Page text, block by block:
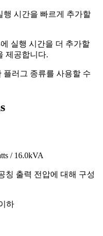
행 시간을 빠르게 추가할
실행 시간을 더 추가할
제공합니다.
플러그 종류를 사용할 수
/ 16.0kVA
칭 출력 전압에 대해 구성
하